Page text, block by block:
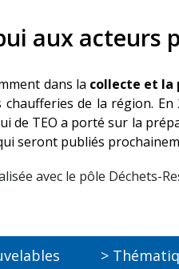
aux
dans la collecte et la
de la région. En
de TEO a porté sur la
seront publiés
avec le pôle Déchets-
>